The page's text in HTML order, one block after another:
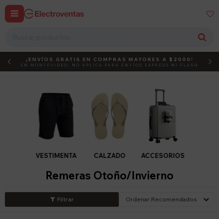
 
DEBUT ACTIVÁ EL CÓDIGO
¡ENVÍOS GRATIS EN COMPRAS MAYORES A $2000!
EN MONTEVIDEO, NO APLICA PARA ENVÍOS EXPRESS NI FLASH
VESTIMENTA CALZADO ACCESORIOS
Remeras Otoño/Invierno
Recomendados